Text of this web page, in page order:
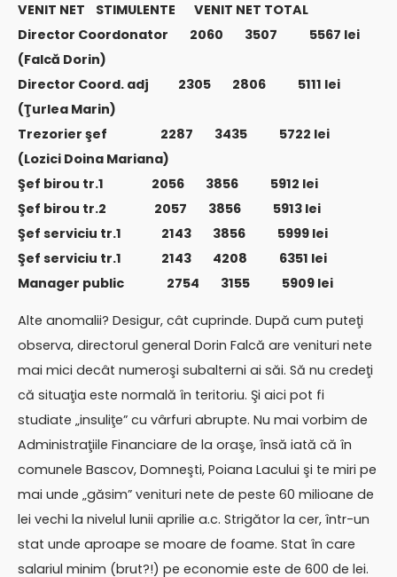
VENIT NET STIMULENTE VENIT NET TOTAL
Director Coordonator 2060 3507 5567 lei
(Falcă Dorin)
Director Coord. adj 2305 2806 5111 lei
(Ţurlea Marin)
Trezorier şef 2287 3435 5722 lei
(Lozici Doina Mariana)
Şef birou tr.1 2056 3856 5912 lei
Şef birou tr.2 2057 3856 5913 lei
Şef serviciu tr.1 2143 3856 5999 lei
Şef serviciu tr.1 2143 4208 6351 lei
Manager public 2754 3155 5909 lei
Alte anomalii? Desigur, cât cuprinde. După cum puteţi
observa, directorul general Dorin Falcă are venituri nete
mai mici decât numeroşi subalterni ai săi. Să nu credeţi
că situaţia este normală în teritoriu. Şi aici pot fi
studiate „insuliţe” cu vârfuri abrupte. Nu mai vorbim de
Administraţiile Financiare de la oraşe, însă iată că în
comunele Bascov, Domneşti, Poiana Lacului şi te miri pe
mai unde „găsim” venituri nete de peste 60 milioane de
lei vechi la nivelul lunii aprilie a.c. Strigător la cer, într-un
stat unde aproape se moare de foame. Stat în care
salariul minim (brut?!) pe economie este de 600 de lei.